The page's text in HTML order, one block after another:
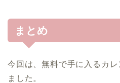
まとめ
今回は、無料で手に入るカ
ました。